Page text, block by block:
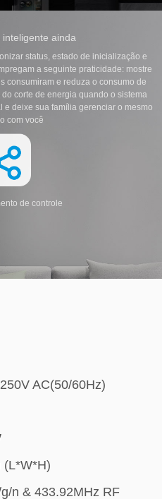
ainda
status, estado de inicialização e
a seguinte praticidade: mostre
consumiram e reduza o consumo de
corte de energia quando o sistema
deixe sua família gerenciar o mesmo
com você
de controle
AC(50/60Hz)
(L*W*H)
n & 433.92MHz RF